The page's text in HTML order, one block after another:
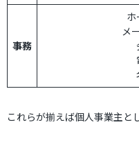
事務
メ
これらが揃えば個人事業主と